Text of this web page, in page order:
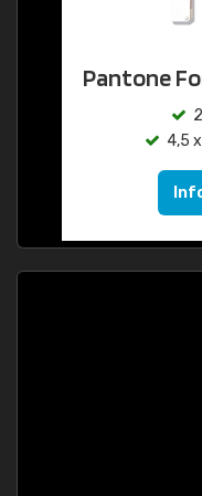
Pantone
4,5